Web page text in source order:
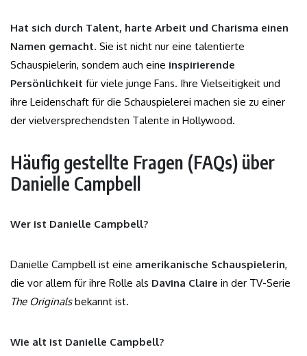
Hat sich durch Talent, harte Arbeit und Charisma einen
Namen gemacht. Sie ist nicht nur eine talentierte
Schauspielerin, sondern auch eine inspirierende
Persönlichkeit für viele junge Fans. Ihre Vielseitigkeit und
ihre Leidenschaft für die Schauspielerei machen sie zu einer
der vielversprechendsten Talente in Hollywood.
Häufig gestellte Fragen (FAQs) über
Danielle Campbell
Wer ist Danielle Campbell?
Danielle Campbell ist eine amerikanische Schauspielerin,
die vor allem für ihre Rolle als Davina Claire in der TV-Serie
The Originalsbekannt ist.
Wie alt ist Danielle Campbell?